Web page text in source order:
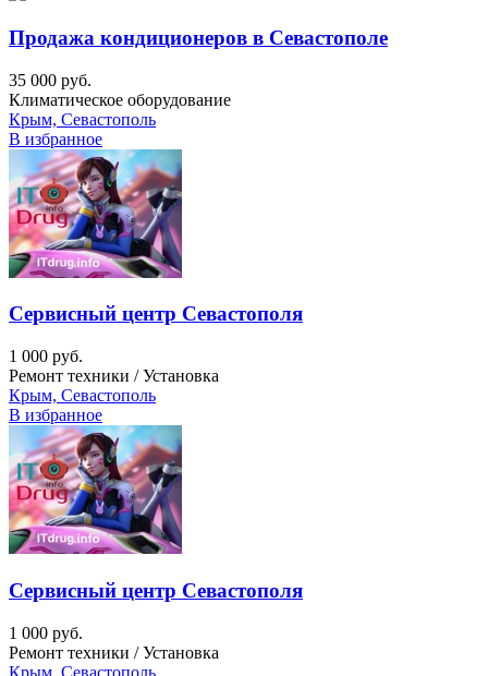
Продажа кондиционеров в Севастополе
35 000 руб.
Климатическое оборудование
Крым, Севастополь
В избранное
Сервисный центр Севастополя
1 000 руб.
Ремонт техники / Установка
Крым, Севастополь
В избранное
Сервисный центр Севастополя
1 000 руб.
Ремонт техники / Установка
Крым, Севастополь